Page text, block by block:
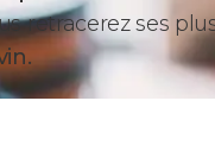
retracerez ses